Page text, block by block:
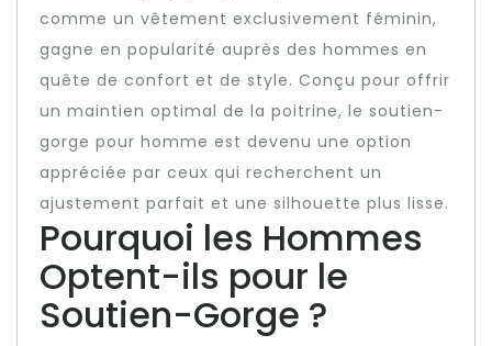
comme un vêtement exclusivement féminin,
gagne en popularité auprès des hommes en
quête de confort et de style. Conçu pour offrir
un maintien optimal de la poitrine, le soutien-
gorge pour homme est devenu une option
appréciée par ceux qui recherchent un
ajustement parfait et une silhouette plus lisse.
Pourquoi les Hommes
Optent-ils pour le
Soutien-Gorge ?